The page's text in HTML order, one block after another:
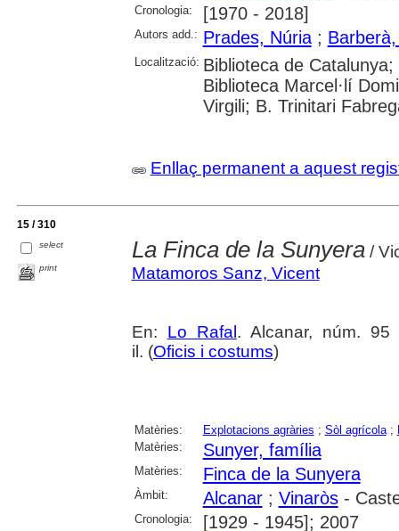
Cronologia: [1970 - 2018]
Autors add.: Prades, Núria;
Localització: Biblioteca de
Biblioteca Marcel·lí
Virgili; B. Trinitari
Enllaç permanent a aquest
15 / 310
select
print
La Finca de la Sunyera/
Matamoros Sanz, Vicent
En: Lo Rafal. Alcanar, núm. 95
il. (Oficis i costums)
Matèries: Explotacions agràries ; Sòl agrícola;
Matèries:
Sunyer, família
Matèries: Finca de la Sunyera
Àmbit: Alcanar; Vinaròs-
Cronologia: [1929 - 1945]; 2007